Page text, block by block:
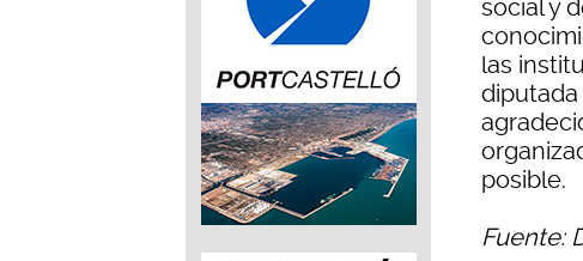
social y
las
diputada
posible.
Fuente: